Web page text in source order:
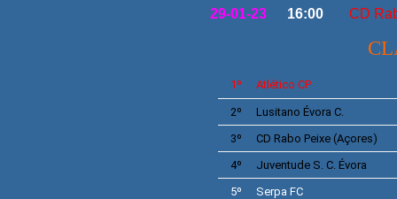
29-01-23
16:00 CD
1º Atlético CP
2º Lusitano Évora C.
3º
CD Rabo Peixe (Açores)
4º
Juventude S. C. Évora
5º
Serpa FC